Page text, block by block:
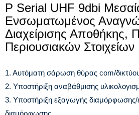
P Serial UHF 9dbi
Ενσωματωμένος
Διαχείρισης Αποθήκης,
Περιουσιακών
1. Αυτόματη σάρωση θύρας com/
2. Υποστήριξη αναβάθμισης
3. Υποστήριξη εξαγωγής διαμόρφωσης/
διαμόρφωσης